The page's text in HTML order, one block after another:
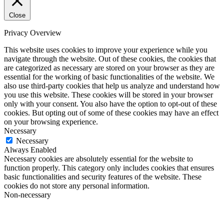
Close
Privacy Overview
This website uses cookies to improve your experience while you
navigate through the website. Out of these cookies, the cookies that
are categorized as necessary are stored on your browser as they are
essential for the working of basic functionalities of the website. We
also use third-party cookies that help us analyze and understand how
you use this website. These cookies will be stored in your browser
only with your consent. You also have the option to opt-out of these
cookies. But opting out of some of these cookies may have an effect
on your browsing experience.
Necessary
Necessary
Always Enabled
Necessary cookies are absolutely essential for the website to
function properly. This category only includes cookies that ensures
basic functionalities and security features of the website. These
cookies do not store any personal information.
Non-necessary